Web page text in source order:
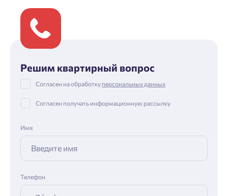
Решим квартирный вопрос
Согласен на обработку персональных данных
Согласен получать информационную рассылку
Имя
Телефон